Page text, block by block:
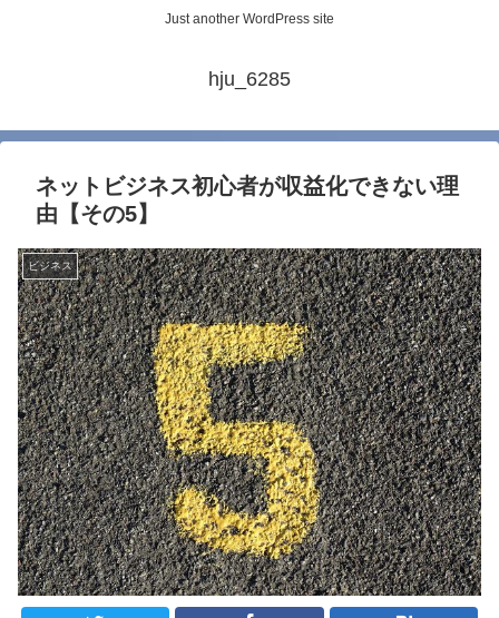
Just another WordPress site
hju_6285
ネットビジネス初心者が収益化できない理
由【その5】
ビジネス